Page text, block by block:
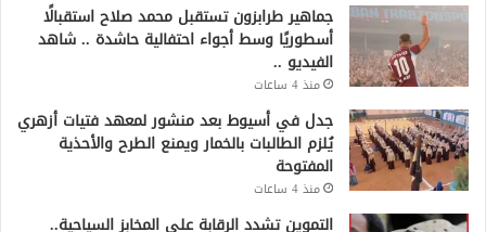
جماهير طرابزون تستقبل محمد صلاح استقبالًا
أسطوريًا وسط أجواء احتفالية حاشدة .. شاهد
الفيديو ..
منذ 4 ساعات
جدل في أسيوط بعد منشور لمعهد فتيات أزهري
يُلزم الطالبات بالخمار ويمنع الطرح والأحذية
المفتوحة
منذ 4 ساعات
التموين تشدد الرقابة على المخابز السياحية..